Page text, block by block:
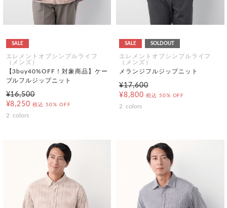
SALE
エレメントオブシンプルライフ
（メンズ）
【3buy40%OFF！対象商品】ケー
ブルフルジップニット
¥16,500
¥8,250 税込 50% OFF
2 colors
SALE SOLDOUT
エレメントオブシンプルライフ
（メンズ）
メランジフルジップニット
¥17,600
¥8,800 税込 50% OFF
2 colors